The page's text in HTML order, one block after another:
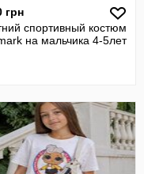
грн
спортивный костюм
на мальчика 4-5лет